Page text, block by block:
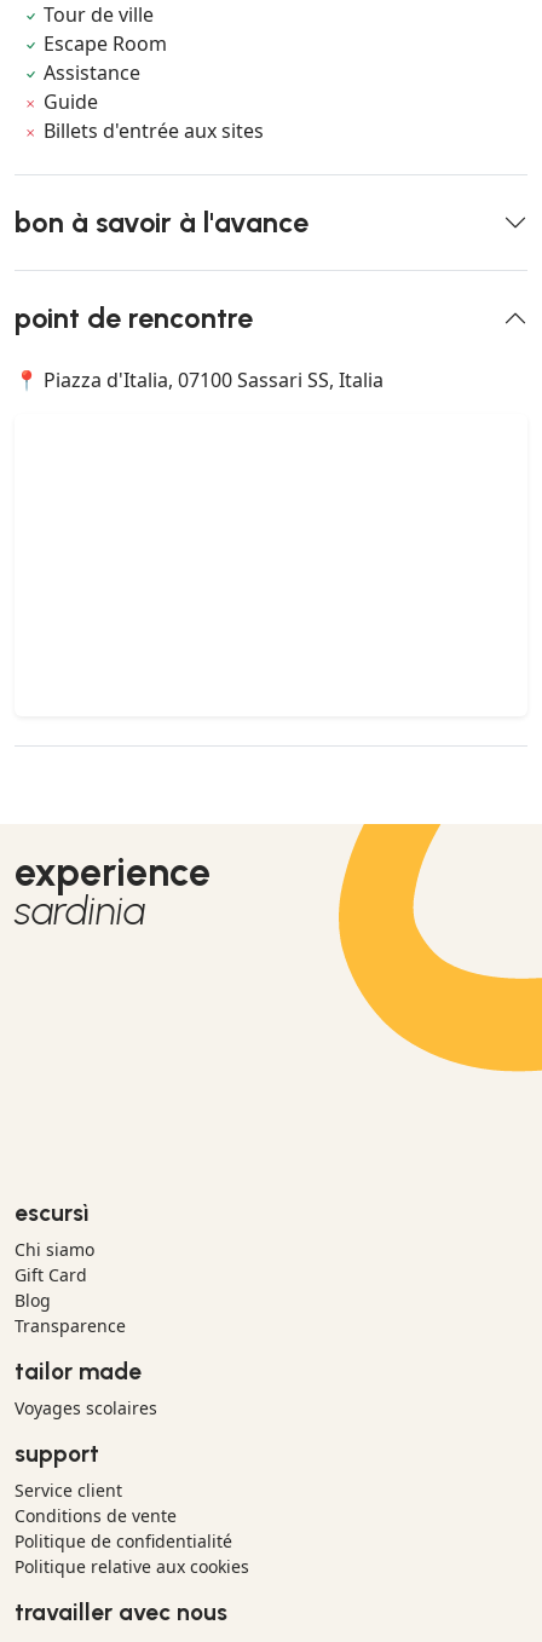
Tour de ville
Escape Room
Assistance
Guide
Billets d'entrée aux sites
bon à savoir à l'avance
point de rencontre
📍 Piazza d'Italia, 07100 Sassari SS, Italia
experience
sardinia
escursì
Chi siamo
Gift Card
Blog
Transparence
tailor made
Voyages scolaires
support
Service client
Conditions de vente
Politique de confidentialité
Politique relative aux cookies
travailler avec nous